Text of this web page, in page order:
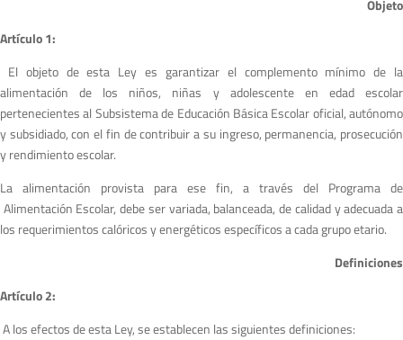
Objeto
Artículo 1:
El objeto de esta Ley es garantizar el complemento mínimo de la
alimentación de los niños, niñas y adolescente en edad escolar
pertenecientes al Subsistema de Educación Básica Escolar oficial, autónomo
y subsidiado, con el fin de contribuir a su ingreso, permanencia, prosecución
y rendimiento escolar.
La alimentación provista para ese fin, a través del Programa de
Alimentación Escolar, debe ser variada, balanceada, de calidad y adecuada a
los requerimientos calóricos y energéticos específicos a cada grupo etario.
Definiciones
Artículo 2:
A los efectos de esta Ley, se establecen las siguientes definiciones: